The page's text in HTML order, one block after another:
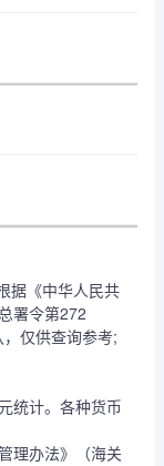
据《中华人民共
署令第272
仅供查询参考;
统计。各种货币
理办法》（海关